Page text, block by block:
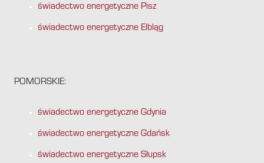
świadectwo energetyczne Pisz
świadectwo energetyczne Elbląg
POMORSKIE:
świadectwo energetyczne Gdynia
świadectwo energetyczne Gdańsk
świadectwo energetyczne Słupsk